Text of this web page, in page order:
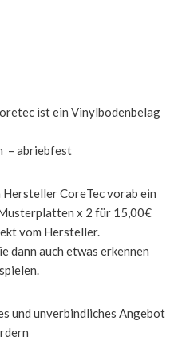
ist ein Vinylbodenbelag
– abriebfest
CoreTec vorab ein
x 2 für 15,00€
vom Hersteller.
dann auch etwas erkennen
und unverbindliches Angebot